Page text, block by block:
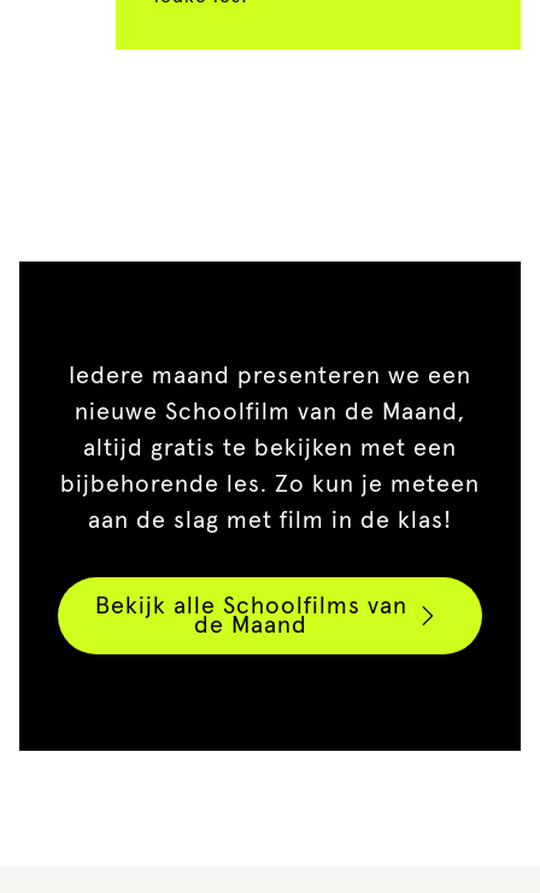
Iedere maand presenteren we een
nieuwe Schoolfilm van de Maand,
altijd gratis te bekijken met een
bijbehorende les. Zo kun je meteen
aan de slag met film in de klas!
Bekijk alle Schoolfilms van
de Maand